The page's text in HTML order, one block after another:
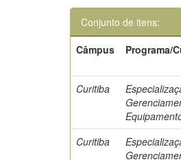
Conjunto de itens:
Câmpus
Programa/
Curitiba
Curitiba